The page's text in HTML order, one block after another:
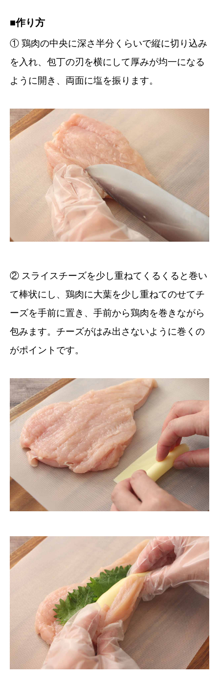
■作り方
① 鶏肉の中央に深さ半分くらいで縦に切り込み
を入れ、包丁の刃を横にして厚みが均一になる
ように開き、両面に塩を振ります。
② スライスチーズを少し重ねてくるくると巻い
て棒状にし、鶏肉に大葉を少し重ねてのせてチ
ーズを手前に置き、手前から鶏肉を巻きながら
包みます。チーズがはみ出さないように巻くの
がポイントです。